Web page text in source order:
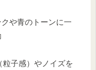
や青のトーンに一
子感）やノイズを